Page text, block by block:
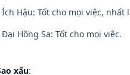
Ích Hậu: Tốt cho mọi việc,
Hồng Sa: Tốt cho mọi việc.
xấu: